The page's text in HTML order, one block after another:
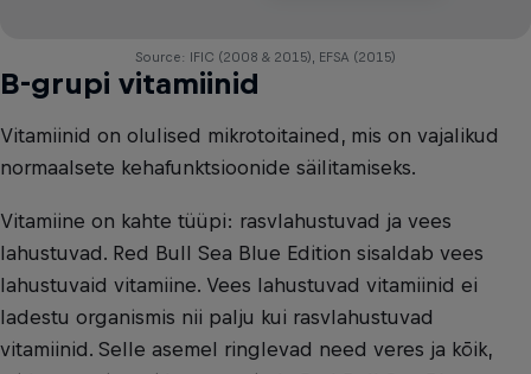
Source: IFIC (2008 & 2015), EFSA (2015)
B-grupi vitamiinid
Vitamiinid on olulised mikrotoitained, mis on vajalikud
normaalsete kehafunktsioonide säilitamiseks.
Vitamiine on kahte tüüpi: rasvlahustuvad ja vees
lahustuvad. Red Bull Sea Blue Edition sisaldab vees
lahustuvaid vitamiine. Vees lahustuvad vitamiinid ei
ladestu organismis nii palju kui rasvlahustuvad
vitamiinid. Selle asemel ringlevad need veres ja kõik,